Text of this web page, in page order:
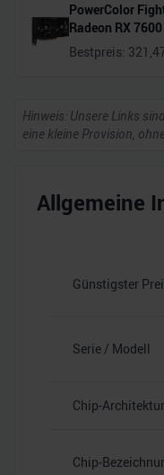
PowerColor
Radeon RX 7600
Bestpreis:
Hinweis: Unsere Links
eine kleine Provision,
Allgemeine
Günstigster
Serie / Modell
Chip-Architektur
Chip-